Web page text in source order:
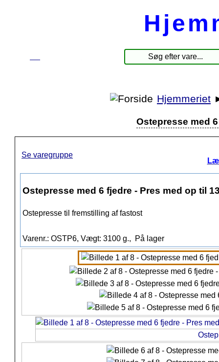
Hjemmeriet
Ostepresse med
Se varegruppe
Ostepresse med 6 fjedre - Pres med op til
Ostepresse til fremstilling af fastost
Varenr.: OSTP6, Vægt: 3100 g., På lager